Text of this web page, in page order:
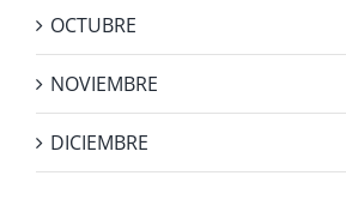
OCTUBRE
NOVIEMBRE
DICIEMBRE